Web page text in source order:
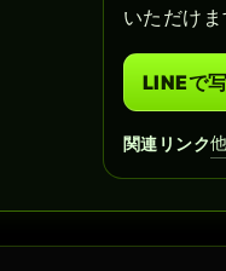
いただけ
LINEで
関連リンク